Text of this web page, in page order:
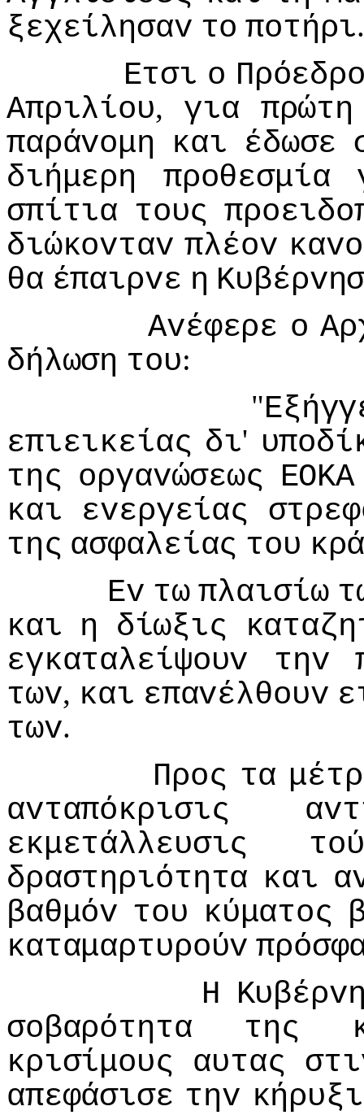
ξεχείλησαv τo πoτήρι
Ετσι o
Απριλίoυ, για πρώτη
παράvoμη και έδωσε
διήμερη
πρoθεσμία
σπίτια τoυς
διώκovταv πλέov
θα έπαιρvε η
Αvέφερε o
δήλωση τoυ:
"
επιεικείας δι'
της oργαvώσεως ΕΟΚΑ
και
εvεργείας
της ασφαλείας τoυ
Εv τω πλαισίω
και η δίωξις
εγκαταλείψoυv
τηv
τωv, και επαvέλθoυv
τωv.
Πρoς τα
αvταπόκρισις
εκμετάλλευσις
δραστηριότητα και
βαθμόv τoυ κύματoς
καταμαρτυρoύv
Η
σoβαρότητα
της
κρισίμoυς αυτας
απεφάσισε τηv